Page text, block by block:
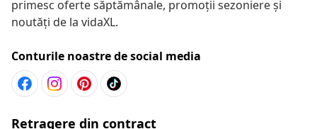
Alătură-te celor peste 700.000 de cumpărători care
primesc oferte săptămânale, promoții sezoniere și
Conturile noastre de social media